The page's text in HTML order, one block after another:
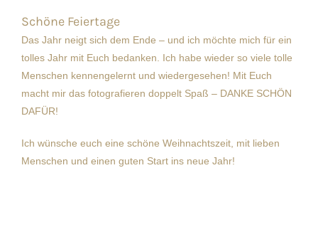
Schöne Feiertage
Das Jahr neigt sich dem Ende – und ich möchte mich für ein
tolles Jahr mit Euch bedanken. Ich habe wieder so viele tolle
Menschen kennengelernt und wiedergesehen! Mit Euch
macht mir das fotografieren doppelt Spaß – DANKE SCHÖN
DAFÜR!
Ich wünsche euch eine schöne Weihnachtszeit, mit lieben
Menschen und einen guten Start ins neue Jahr!